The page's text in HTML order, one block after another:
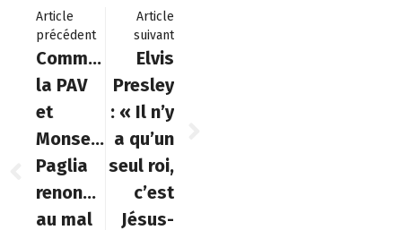
Article
précédent
Comment
la PAV
et
Monseigneur
Paglia
renoncent
au mal
Article
suivant
Elvis
Presley
: « Il n’y
a qu’un
seul roi,
c’est
Jésus-